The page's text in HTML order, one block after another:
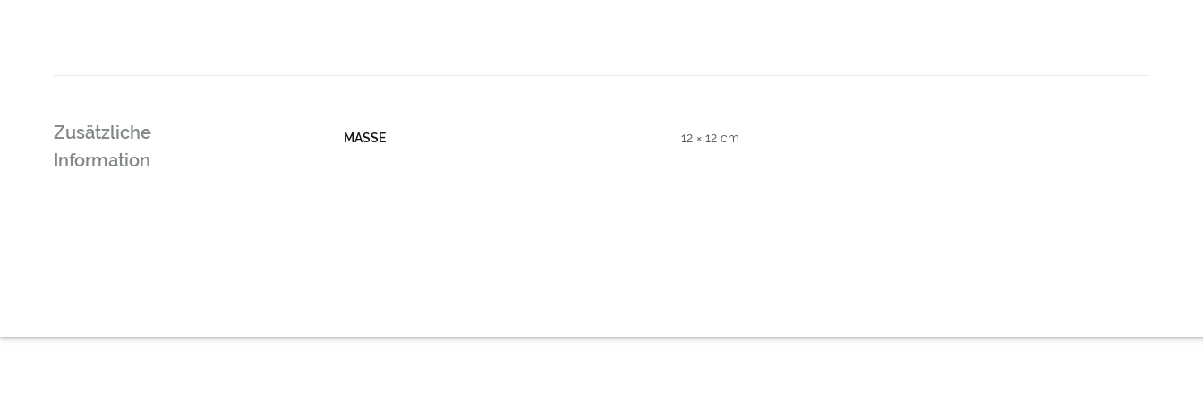
Zusätzliche
Information
MASSE 12 × 12 cm